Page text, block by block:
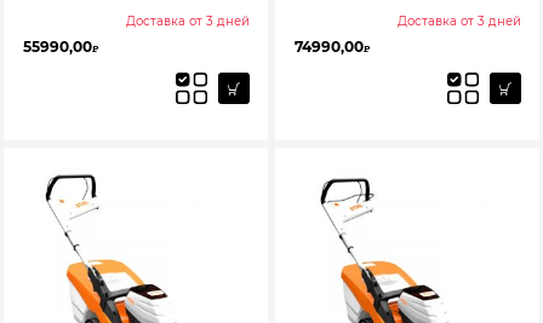
Доставка от 3 дней
55990,00₽
Доставка от 3 дней
74990,00₽